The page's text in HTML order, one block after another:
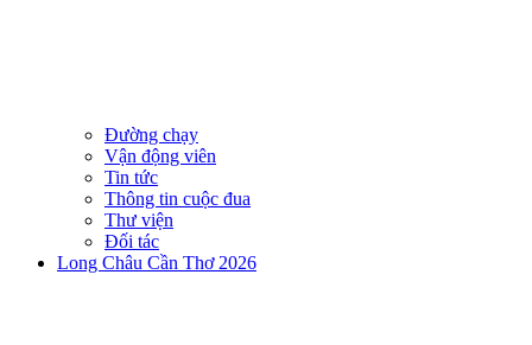
Đường chạy
Vận động viên
Tin tức
Thông tin cuộc đua
Thư viện
Đối tác
Long Châu Cần Thơ 2026